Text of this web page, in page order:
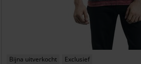
Bijna uitverkocht
Exclusief